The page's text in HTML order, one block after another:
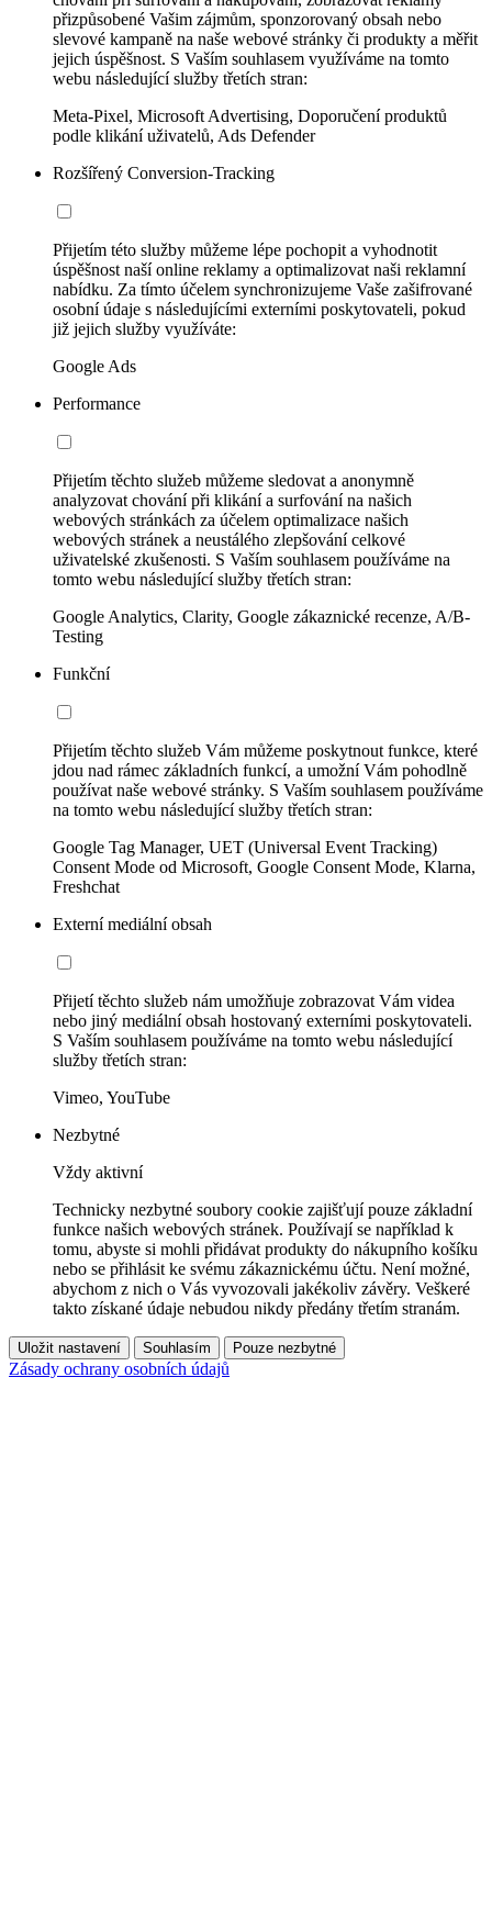
přizpůsobené Vašim zájmům, sponzorovaný obsah nebo
slevové kampaně na naše webové stránky či produkty a měřit
jejich úspěšnost. S Vaším souhlasem využíváme na tomto
webu následující služby třetích stran:
Meta-Pixel, Microsoft Advertising, Doporučení produktů
podle klikání uživatelů, Ads Defender
Rozšířený Conversion-Tracking
Přijetím této služby můžeme lépe pochopit a vyhodnotit
úspěšnost naší online reklamy a optimalizovat naši reklamní
nabídku. Za tímto účelem synchronizujeme Vaše zašifrované
osobní údaje s následujícími externími poskytovateli, pokud
již jejich služby využíváte:
Google Ads
Performance
Přijetím těchto služeb můžeme sledovat a anonymně
analyzovat chování při klikání a surfování na našich
webových stránkách za účelem optimalizace našich
webových stránek a neustálého zlepšování celkové
uživatelské zkušenosti. S Vaším souhlasem používáme na
tomto webu následující služby třetích stran:
Google Analytics, Clarity, Google zákaznické recenze, A/B-
Testing
Funkční
Přijetím těchto služeb Vám můžeme poskytnout funkce, které
jdou nad rámec základních funkcí, a umožní Vám pohodlně
používat naše webové stránky. S Vaším souhlasem používáme
na tomto webu následující služby třetích stran:
Google Tag Manager, UET (Universal Event Tracking)
Consent Mode od Microsoft, Google Consent Mode, Klarna,
Freshchat
Externí mediální obsah
Přijetí těchto služeb nám umožňuje zobrazovat Vám videa
nebo jiný mediální obsah hostovaný externími poskytovateli.
S Vaším souhlasem používáme na tomto webu následující
služby třetích stran:
Vimeo, YouTube
Nezbytné
Vždy aktivní
Technicky nezbytné soubory cookie zajišťují pouze základní
funkce našich webových stránek. Používají se například k
tomu, abyste si mohli přidávat produkty do nákupního košíku
nebo se přihlásit ke svému zákaznickému účtu. Není možné,
abychom z nich o Vás vyvozovali jakékoliv závěry. Veškeré
takto získané údaje nebudou nikdy předány třetím stranám.
Uložit nastavení Souhlasím Pouze nezbytné
Zásady ochrany osobních údajů